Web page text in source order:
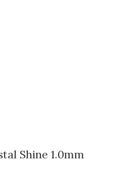
Shine 1.0mm